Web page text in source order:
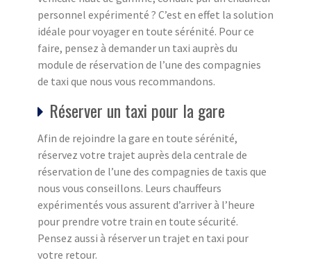
personnel expérimenté ? C’est en effet la solution
idéale pour voyager en toute sérénité. Pour ce
faire, pensez à demander un taxi auprès du
module de réservation de l’une des compagnies
de taxi que nous vous recommandons.
Réserver un taxi pour la gare
Afin de rejoindre la gare en toute sérénité,
réservez votre trajet auprès dela centrale de
réservation de l’une des compagnies de taxis que
nous vous conseillons. Leurs chauffeurs
expérimentés vous assurent d’arriver à l’heure
pour prendre votre train en toute sécurité.
Pensez aussi à réserver un trajet en taxi pour
votre retour.